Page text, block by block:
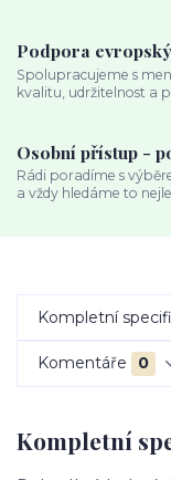
Podpora
Spolupracujeme s
kvalitu, udržitelnost a
Osobní přístup -
Rádi poradíme s
a vždy hledáme to
Kompletní
Komentáře 0
Kompletní